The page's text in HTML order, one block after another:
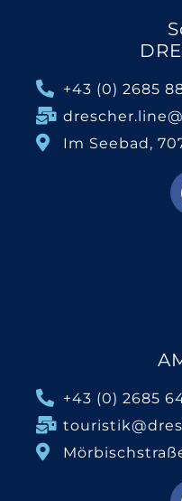
+43 (0) 2685
Im Seebad,
+43 (0) 2685